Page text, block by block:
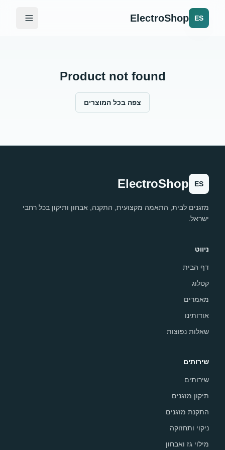
ES
ElectroShop
Product not found
צפה בכל המוצרים
ES
ElectroShop
מזגנים לבית, התאמה מקצועית, התקנה, אבחון ותיקון בכל רחבי
ישראל.
ניווט
דף הבית
קטלוג
מאמרים
אודותינו
שאלות נפוצות
שירותים
שירותים
תיקון מזגנים
התקנת מזגנים
ניקוי ותחזוקה
מילוי גז ואבחון